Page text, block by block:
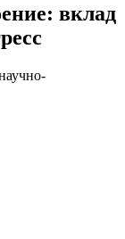
вклад